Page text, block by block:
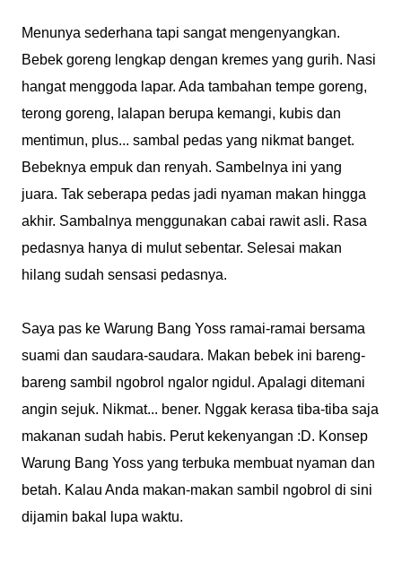
Menunya sederhana tapi sangat mengenyangkan.
Bebek goreng lengkap dengan kremes yang gurih. Nasi
hangat menggoda lapar. Ada tambahan tempe goreng,
terong goreng, lalapan berupa kemangi, kubis dan
mentimun, plus... sambal pedas yang nikmat banget.
Bebeknya empuk dan renyah. Sambelnya ini yang
juara. Tak seberapa pedas jadi nyaman makan hingga
akhir. Sambalnya menggunakan cabai rawit asli. Rasa
pedasnya hanya di mulut sebentar. Selesai makan
hilang sudah sensasi pedasnya.
Saya pas ke Warung Bang Yoss ramai-ramai bersama
suami dan saudara-saudara. Makan bebek ini bareng-
bareng sambil ngobrol ngalor ngidul. Apalagi ditemani
angin sejuk. Nikmat... bener. Nggak kerasa tiba-tiba saja
makanan sudah habis. Perut kekenyangan :D. Konsep
Warung Bang Yoss yang terbuka membuat nyaman dan
betah. Kalau Anda makan-makan sambil ngobrol di sini
dijamin bakal lupa waktu.